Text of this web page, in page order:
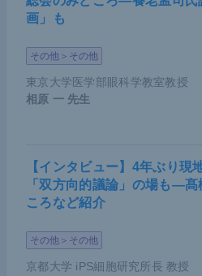
画」も
その他＞その他
東京大学医学部眼科学教室教授
相原 一 先生
【インタビュー】4年ぶり現
「双方向的議論」の場も―
ころなど紹介
その他＞その他
京都大学 iPS細胞研究所長 教授